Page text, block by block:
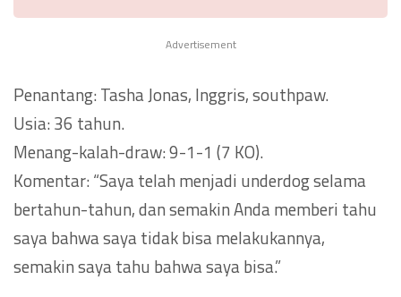
Advertisement
Penantang: Tasha Jonas, Inggris, southpaw.
Usia: 36 tahun.
Menang-kalah-draw: 9-1-1 (7 KO).
Komentar: “Saya telah menjadi underdog selama
bertahun-tahun, dan semakin Anda memberi tahu
saya bahwa saya tidak bisa melakukannya,
semakin saya tahu bahwa saya bisa.”